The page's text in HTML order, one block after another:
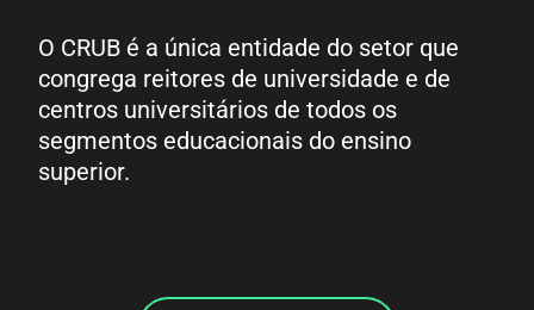
O CRUB é a única entidade do setor que
congrega reitores de universidade e de
centros universitários de todos os
segmentos educacionais do ensino
superior.